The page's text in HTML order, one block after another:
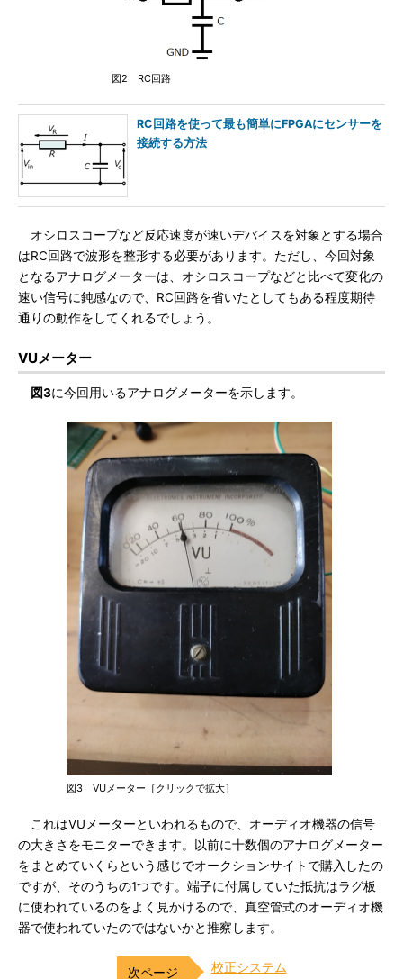
図2 RC回路
RC回路を使って最も簡単にFPGAにセンサーを
接続する方法
オシロスコープなど反応速度が速いデバイスを対象とする場合
はRC回路で波形を整形する必要があります。ただし、今回対象
となるアナログメーターは、オシロスコープなどと比べて変化の
速い信号に鈍感なので、RC回路を省いたとしてもある程度期待
通りの動作をしてくれるでしょう。
VUメーター
図3に今回用いるアナログメーターを示します。
図3 VUメーター［クリックで拡大］
これはVUメーターといわれるもので、オーディオ機器の信号
の大きさをモニターできます。以前に十数個のアナログメーター
をまとめていくらという感じでオークションサイトで購入したの
ですが、そのうちの1つです。端子に付属していた抵抗はラグ板
に使われているのをよく見かけるので、真空管式のオーディオ機
器で使われていたのではないかと推察します。
校正システム